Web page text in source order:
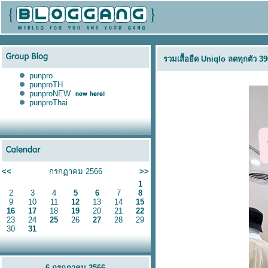
punpro
punproTH
punproNEW
punproThai
<< กรกฏาคม 2566
>>
1
2
3 4 5 6 7
8
9
10 11 12 13 14
15
16
17 18 19 20 21
22
23
24 25 26 27 28
29
30
31
รวมเสื้อยืด Uniqlo ลดทุกตัว